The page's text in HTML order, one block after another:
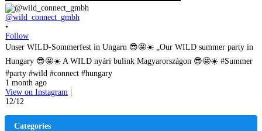
@wild_connect_gmbh
•
Follow
Unser WILD-Sommerfest in Ungarn 😎🤩☀️ „Our WILD summer party in
Hungary 😎🤩☀️ A WILD nyári bulink Magyarországon 😎🤩☀️ #Summer
#party #wild #connect #hungary
1 month ago
View on Instagram |
12/12
Categories